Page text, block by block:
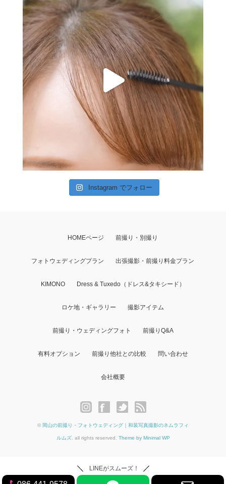
Instagram でフォロー
HOMEページ 前撮り・別撮り
フォトウェディングプラン 出張撮影・前撮り料金プラン
KIMONO Dress & Tuxedo（ドレス&タキシード）
ロケ地・ギャラリー 撮影アイテム
前撮り・ウェディングフォト 前撮りQ&A
有料オプション 前撮り他社との比較 問い合わせ
会社概要
© 岡山の前撮り・フォトウェディング｜和装写真撮影のネムラフィ
ルムズ. all rights reserved. Theme by Minimal WP
LINEがスムーズ！